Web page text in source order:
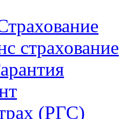
страхование
(РГС)